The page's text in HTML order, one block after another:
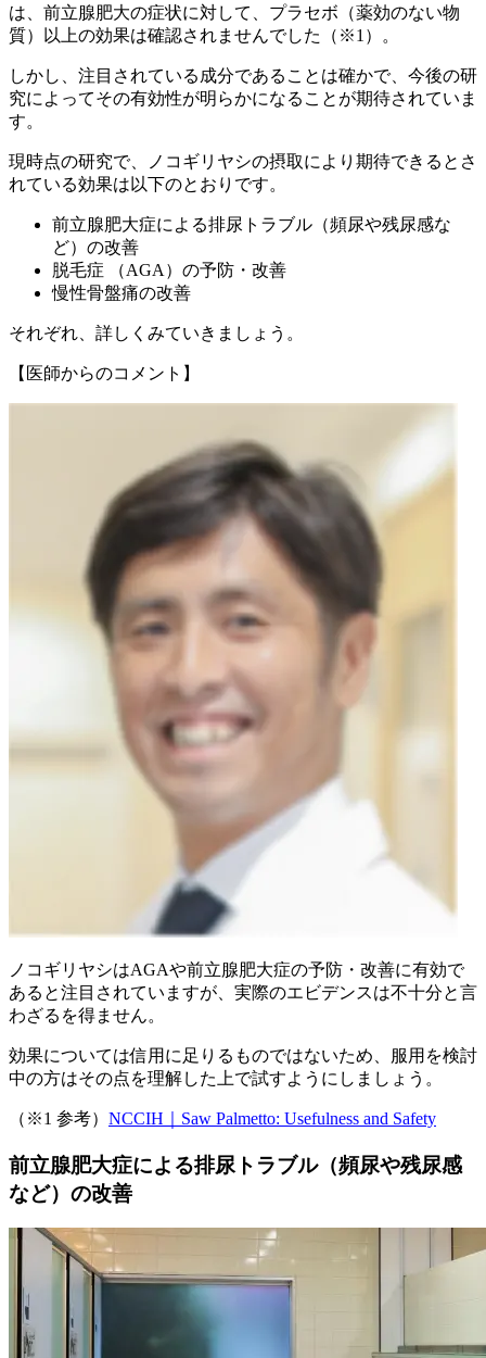
は、前立腺肥大の症状に対して、プラセボ（薬効のない物
質）以上の効果は確認されませんでした（※1）。
しかし、注目されている成分であることは確かで、今後の研
究によってその有効性が明らかになることが期待されていま
す。
現時点の研究で、ノコギリヤシの摂取により期待できるとさ
れている効果は以下のとおりです。
前立腺肥大症による排尿トラブル（頻尿や残尿感な
ど）の改善
脱毛症 （AGA）の予防・改善
慢性骨盤痛の改善
それぞれ、詳しくみていきましょう。
【医師からのコメント】
ノコギリヤシはAGAや前立腺肥大症の予防・改善に有効で
あると注目されていますが、実際のエビデンスは不十分と言
わざるを得ません。
効果については信用に足りるものではないため、服用を検討
中の方はその点を理解した上で試すようにしましょう。
（※1 参考） NCCIH｜Saw Palmetto: Usefulness and Safety
前立腺肥大症による排尿トラブル（頻尿や残尿感
など）の改善